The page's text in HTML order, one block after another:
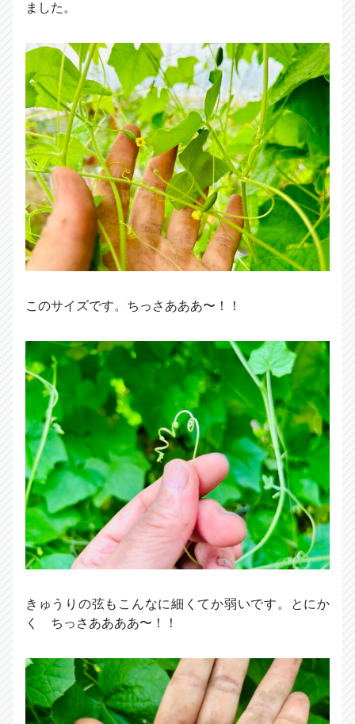
ました。
このサイズです。ちっさあああ〜！！
きゅうりの弦もこんなに細くてか弱いです。とにか
く ちっさああああ〜！！